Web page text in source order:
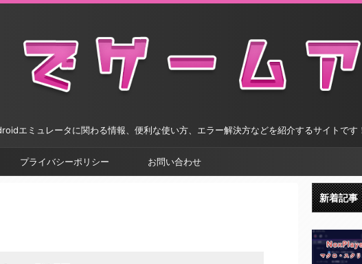
エミュレータに関わる情報、便利な使い方、エラー解決方などを紹介するサイトです
プライバシーポリシー お問い合わせ
新着記事